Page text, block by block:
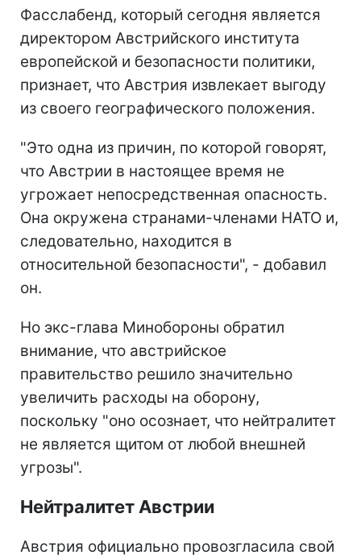
Фасслабенд, который сегодня является
директором Австрийского института
европейской и безопасности политики,
признает, что Австрия извлекает выгоду
из своего географического положения.
"Это одна из причин, по которой говорят,
что Австрии в настоящее время не
угрожает непосредственная опасность.
Она окружена странами-членами НАТО и,
следовательно, находится в
относительной безопасности", - добавил
он.
Но экс-глава Минобороны обратил
внимание, что австрийское
правительство решило значительно
увеличить расходы на оборону,
поскольку "оно осознает, что нейтралитет
не является щитом от любой внешней
угрозы".
Нейтралитет Австрии
Австрия официально провозгласила свой